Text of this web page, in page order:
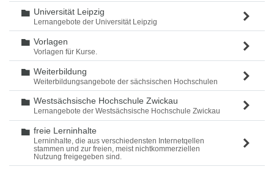
Ordner
Universität Leipzig
Lernangebote der Universität Leipzig
Ordner
Vorlagen
Vorlagen für Kurse.
Ordner
Weiterbildung
Weiterbildungsangebote der sächsischen Hochschulen
Ordner
Westsächsische Hochschule Zwickau
Lernangebote der Westsächsische Hochschule Zwickau
Ordner
freie Lerninhalte
Lerninhalte, die aus verschiedensten Internetqellen
stammen und zur freien, meist nichtkommerziellen
Nutzung freigegeben sind.